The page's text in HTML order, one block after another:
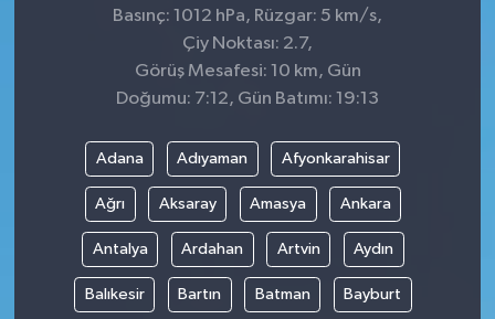
Basınç: 1012 hPa, Rüzgar: 5 km/s,
Çiy Noktası: 2.7,
Görüş Mesafesi: 10 km, Gün
Doğumu: 7:12, Gün Batımı: 19:13
Adana Adıyaman Afyonkarahisar
Ağrı Aksaray Amasya Ankara
Antalya Ardahan Artvin Aydın
Balıkesir Bartın Batman Bayburt